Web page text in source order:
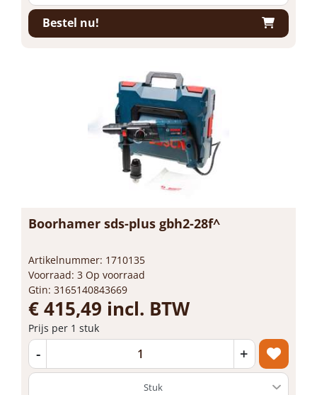
Bestel nu!
Boorhamer sds-plus gbh2-28f^
Artikelnummer: 1710135
Voorraad: 3 Op voorraad
Gtin: 3165140843669
€ 415,49 incl. BTW
Prijs per 1 stuk
- +